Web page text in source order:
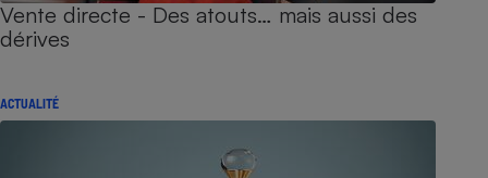
Vente directe - Des atouts… mais aussi des
dérives
ACTUALITÉ